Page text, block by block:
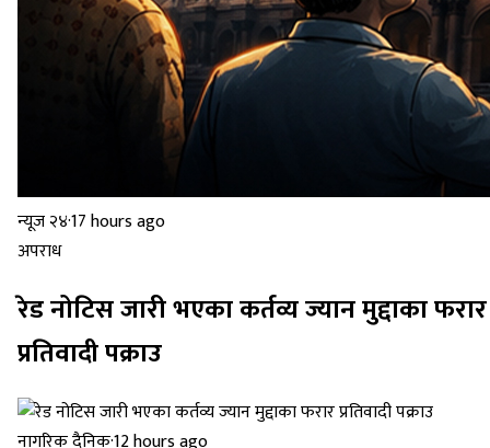
न्यूज २४·17 hours ago
अपराध
रेड नोटिस जारी भएका कर्तव्य ज्यान मुद्दाका फरार
प्रतिवादी पक्राउ
नागरिक दैनिक·12 hours ago